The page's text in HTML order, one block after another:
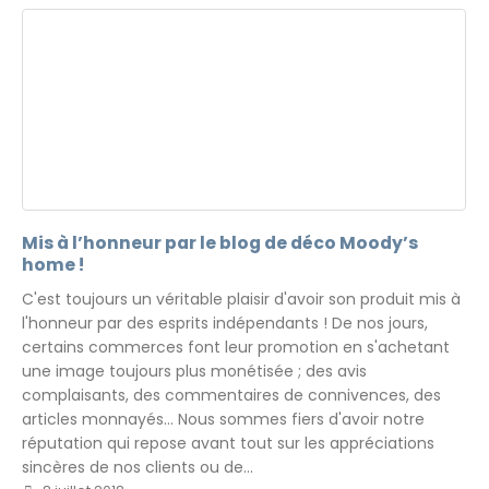
Mis à l’honneur par le blog de déco Moody’s
home !
C'est toujours un véritable plaisir d'avoir son produit mis à
l'honneur par des esprits indépendants ! De nos jours,
certains commerces font leur promotion en s'achetant
une image toujours plus monétisée ; des avis
complaisants, des commentaires de connivences, des
articles monnayés... Nous sommes fiers d'avoir notre
réputation qui repose avant tout sur les appréciations
sincères de nos clients ou de...